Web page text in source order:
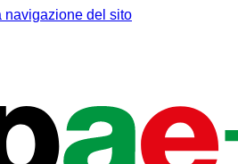
navigazione del sito